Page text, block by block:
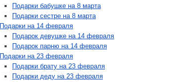
Подарки бабушке на 8 марта
Подарки сестре на 8 марта
Подарки на 14 февраля
Подарок девушке на 14 февраля
Подарок парню на 14 февраля
Подарки на 23 февраля
Подарки брату на 23 февраля
Подарки деду на 23 февраля